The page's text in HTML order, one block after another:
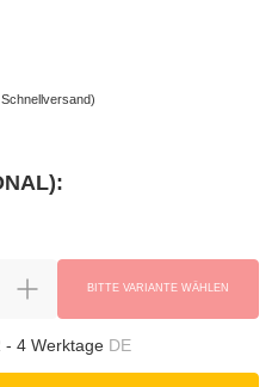
BITTE VARIANTE WÄHLEN
- 4 Werktage DE